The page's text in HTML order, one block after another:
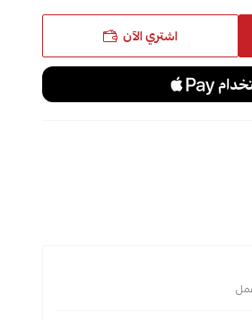
اشتري الآن